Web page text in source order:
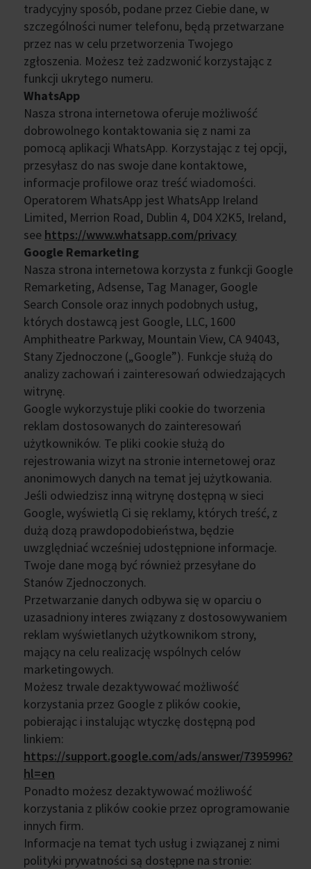
tradycyjny sposób, podane przez Ciebie dane, w
szczególności numer telefonu, będą przetwarzane
przez nas w celu przetworzenia Twojego
zgłoszenia. Możesz też zadzwonić korzystając z
funkcji ukrytego numeru.
WhatsApp
Nasza strona internetowa oferuje możliwość
dobrowolnego kontaktowania się z nami za
pomocą aplikacji WhatsApp. Korzystając z tej opcji,
przesyłasz do nas swoje dane kontaktowe,
informacje profilowe oraz treść wiadomości.
Operatorem WhatsApp jest WhatsApp Ireland
Limited, Merrion Road, Dublin 4, D04 X2K5, Ireland,
see https://www.whatsapp.com/privacy
Google Remarketing
Nasza strona internetowa korzysta z funkcji Google
Remarketing, Adsense, Tag Manager, Google
Search Console oraz innych podobnych usług,
których dostawcą jest Google, LLC, 1600
Amphitheatre Parkway, Mountain View, CA 94043,
Stany Zjednoczone („Google”). Funkcje służą do
analizy zachowań i zainteresowań odwiedzających
witrynę.
Google wykorzystuje pliki cookie do tworzenia
reklam dostosowanych do zainteresowań
użytkowników. Te pliki cookie służą do
rejestrowania wizyt na stronie internetowej oraz
anonimowych danych na temat jej użytkowania.
Jeśli odwiedzisz inną witrynę dostępną w sieci
Google, wyświetlą Ci się reklamy, których treść, z
dużą dozą prawdopodobieństwa, będzie
uwzględniać wcześniej udostępnione informacje.
Twoje dane mogą być również przesyłane do
Stanów Zjednoczonych.
Przetwarzanie danych odbywa się w oparciu o
uzasadniony interes związany z dostosowywaniem
reklam wyświetlanych użytkownikom strony,
mający na celu realizację wspólnych celów
marketingowych.
Możesz trwale dezaktywować możliwość
korzystania przez Google z plików cookie,
pobierając i instalując wtyczkę dostępną pod
linkiem:
https://support.google.com/ads/answer/7395996?
hl=en
Ponadto możesz dezaktywować możliwość
korzystania z plików cookie przez oprogramowanie
innych firm.
Informacje na temat tych usług i związanej z nimi
polityki prywatności są dostępne na stronie: